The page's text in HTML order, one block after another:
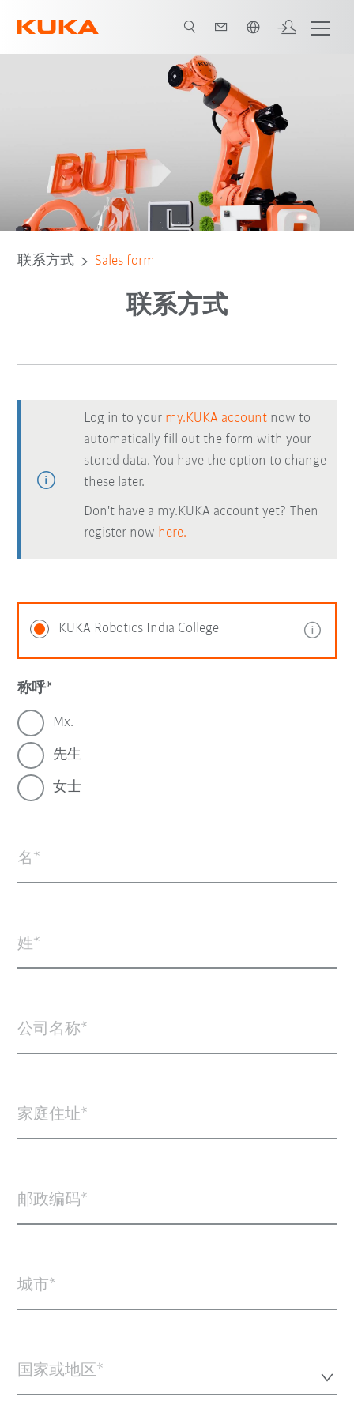
联系方式 Sales form
联系方式
Log in to your my.KUKA account now to
automatically fill out the form with your
stored data. You have the option to change
these later.
Don't have a my.KUKA account yet? Then
register now here.
KUKA Robotics India College
称呼
Mx.
先生
女士
名
姓
公司名称
家庭住址
邮政编码
城市
国家或地区*